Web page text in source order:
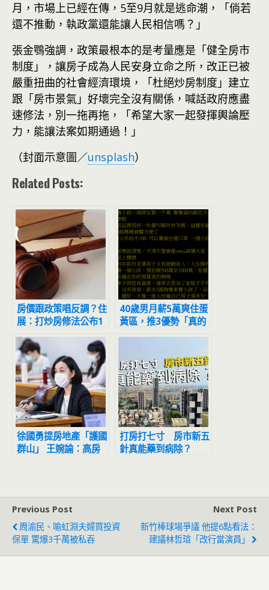
月，市場上已經在傳，5至9月就是逃命潮，「倘若
還不推動，執政黨還能讓人民相信嗎？」
張金鶚強調，政策最根本的是考量應是「健全房市
制度」，讓房子成為人民安身立命之所，改正已被
嚴重扭曲的社會經濟環境，「杜絕炒房制度」建立
跟「房市景氣」好壞完全沒有關係，喊話政府應盡
速修法，別一拖再拖，「希望大家一起發揮輿論壓
力，能讓法案如期通過！」
（封面示意圖／unsplash）
Related Posts:
房價跟政策唱反調？住
展：打炒房修法公布1
年 新竹「寶山」房價
強漲8成
40歲男月薪5萬爽住蛋
黃區，推3優勢「真的
沒必要買房」
徐國勇提房地產「護國
群山」 王婉諭：高房
打房打七寸 房市新五
針真能藥到病除？
Previous Post
周渝民、喻虹淵夫婦買投資
保單 驚爆3千萬被私吞
Next Post
新竹棒球場爭議 他提6點看法：
建議林哲瑄「改行當演員」